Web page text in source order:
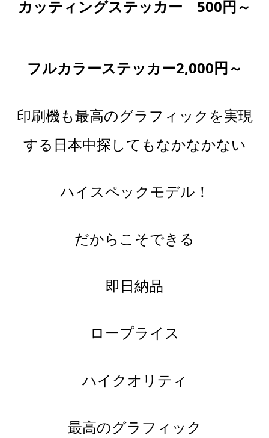
カッティングステッカー 500円～
フルカラーステッカー2,000円～
印刷機も最高のグラフィックを実現
する日本中探してもなかなかない
ハイスペックモデル！
だからこそできる
即日納品
ロープライス
ハイクオリティ
最高のグラフィック